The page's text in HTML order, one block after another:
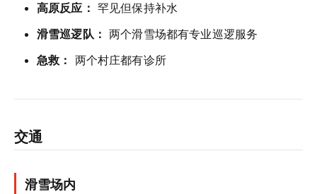
高原反应： 罕见但保持补水
滑雪巡逻队： 两个滑雪场都有专业巡逻服务
急救： 两个村庄都有诊所
交通
滑雪场内